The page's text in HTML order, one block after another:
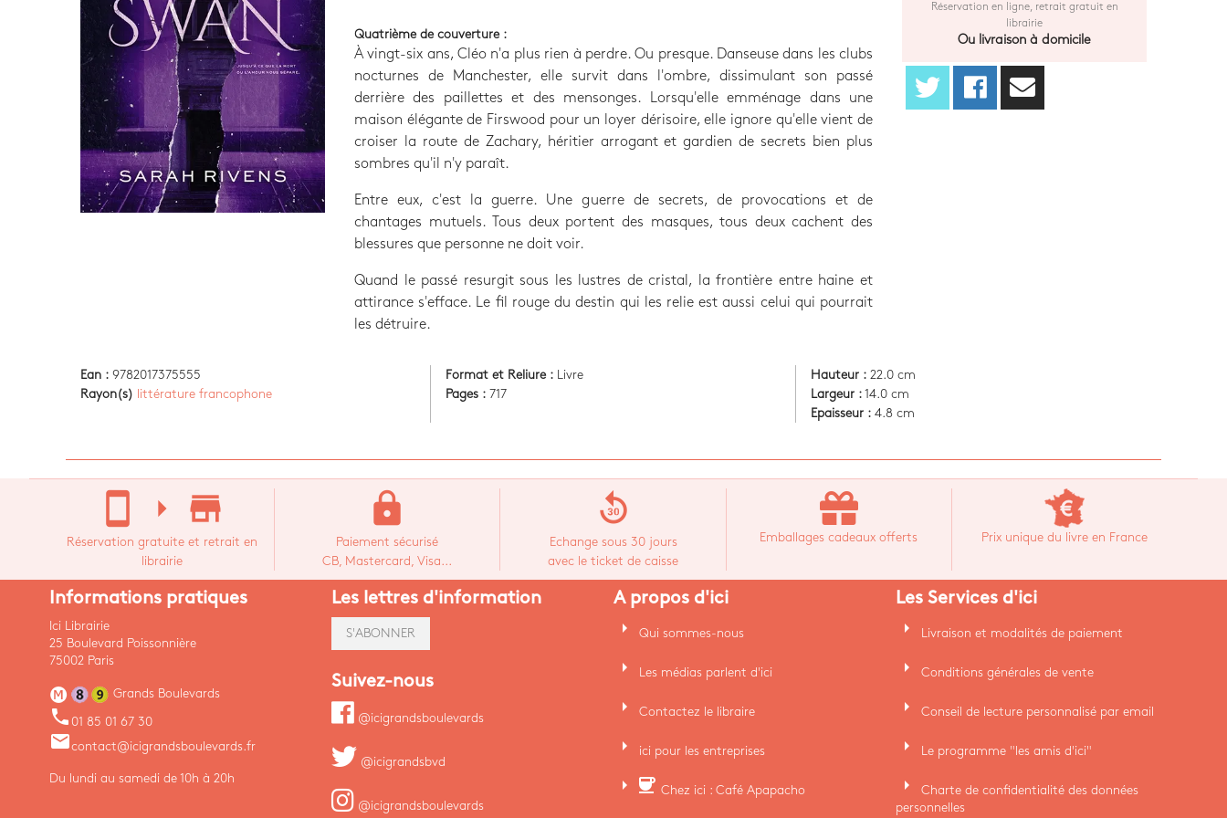
Quatrième de couverture :
À vingt-six ans, Cléo n'a plus rien à perdre. Ou presque. Danseuse dans les clubs
nocturnes de Manchester, elle survit dans l'ombre, dissimulant son passé
derrière des paillettes et des mensonges. Lorsqu'elle emménage dans une
maison élégante de Firswood pour un loyer dérisoire, elle ignore qu'elle vient de
croiser la route de Zachary, héritier arrogant et gardien de secrets bien plus
sombres qu'il n'y paraît.
Entre eux, c'est la guerre. Une guerre de secrets, de provocations et de
chantages mutuels. Tous deux portent des masques, tous deux cachent des
blessures que personne ne doit voir.
Quand le passé resurgit sous les lustres de cristal, la frontière entre haine et
attirance s'efface. Le fil rouge du destin qui les relie est aussi celui qui pourrait
les détruire.
Réservation en ligne, retrait gratuit en
librairie
Ou livraison à domicile
Ean : 9782017375555
Rayon(s)
littérature francophone
Format et Reliure :
Livre
Pages : 717
Hauteur : 22.0 cm
Largeur : 14.0 cm
Epaisseur : 4.8 cm
stay_current_portrait arrow_right store_mall_directory
Réservation gratuite et retrait en
librairie
lock
Paiement sécurisé
CB, Mastercard, Visa...
replay_30
Echange sous 30 jours
avec le ticket de caisse
Emballages cadeaux offerts Prix unique du livre en France
Informations pratiques
Ici Librairie
25 Boulevard Poissonnière
75002 Paris
Grands Boulevards
phone 01 85 01 67 30
emailcontact@icigrandsboulevards.fr
Du lundi au samedi de 10h à 20h
Les lettres d'information
S'ABONNER
Suivez-nous
@icigrandsboulevards
@icigrandsbvd
@icigrandsboulevards
A propos d'ici
arrow_right Qui sommes-nous
arrow_right Les médias parlent d'ici
arrow_right Contactez le libraire
arrow_right ici pour les entreprises
arrow_right coffee Chez ici : Café Apapacho
Les Services d'ici
arrow_right Livraison et modalités de paiement
arrow_right Conditions générales de vente
arrow_right Conseil de lecture personnalisé par email
arrow_right Le programme "les amis d'ici"
arrow_right
Charte de confidentialité des données
personnelles